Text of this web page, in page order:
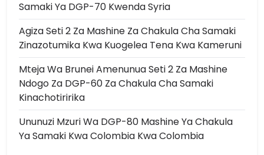
Samaki Ya DGP-70 Kwenda Syria
Agiza Seti 2 Za Mashine Za Chakula Cha Samaki
Zinazotumika Kwa Kuogelea Tena Kwa Kameruni
Mteja Wa Brunei Amenunua Seti 2 Za Mashine
Ndogo Za DGP-60 Za Chakula Cha Samaki
Kinachotiririka
Ununuzi Mzuri Wa DGP-80 Mashine Ya Chakula
Ya Samaki Kwa Colombia Kwa Colombia